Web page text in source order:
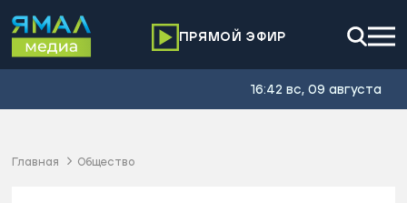
ПРЯМОЙ ЭФИР
16:42 вс, 09 августа
Главная Общество